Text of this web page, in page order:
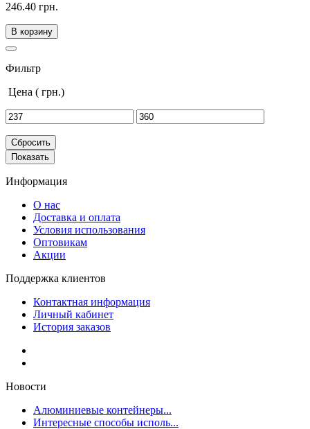
246.40 грн.
В корзину
Фильтр
Цена ( грн.)
Сбросить
Показать
Информация
О нас
Доставка и оплата
Условия использования
Оптовикам
Акции
Поддержка клиентов
Контактная информация
Личный кабинет
История заказов
Новости
Алюминиевые контейнеры...
Интересные способы исполь...